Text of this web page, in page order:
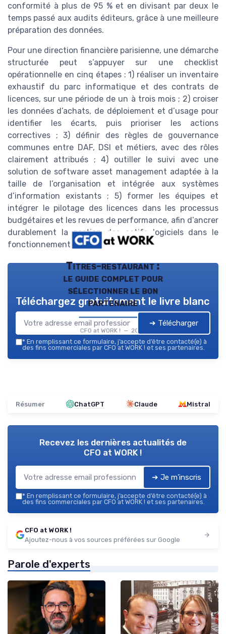
conformité à plus de 95 % et en divisant par deux le
temps passé aux audits éditeurs, grâce à une meilleure
préparation des données.
Pour une direction financière parisienne, une démarche
structurée peut s’appuyer sur une checklist
opérationnelle en cinq étapes : 1) réaliser un inventaire
exhaustif du parc informatique et des contrats de
licences, sur une période de un à trois mois ; 2) croiser
les données d’achats, de déploiement et d’usage pour
identifier les écarts, puis prioriser les actions
correctives ; 3) définir des règles de gouvernance
communes entre DAF, DSI et métiers, avec des rôles
clairement attribués ; 4) outiller le suivi avec une
solution de software asset management adaptée à la
taille de l’organisation et intégrée aux systèmes
d’information existants ; 5) former les équipes et
intégrer le pilotage des licences dans les processus
budgétaires et les revues de performance, afin d’ancrer
durablement la gestion des actifs logiciels dans le
fonctionnement courant.
Titres-restaurant :
le guide complet pour
sélectionner le bon
partenaire
CFO at WORK ! — 2026
Téléchargez gratuitement le livre blanc
➔ Télécharger
* En remplissant ce formulaire, j’accepte d’être contacté(e) à
des fins commerciales par CFO at WORK ! et ses partenaires.
Résumer ChatGPT Claude Mistral
Recevez les dernières actualités de
CFO at WORK !
➔ Je m'inscris
* En remplissant ce formulaire, j’accepte d’être contacté(e) à
des fins commerciales par CFO at WORK ! et ses partenaires.
CFO at WORK !
Ajoutez-nous à vos sources préférées sur Google
Parole d'experts